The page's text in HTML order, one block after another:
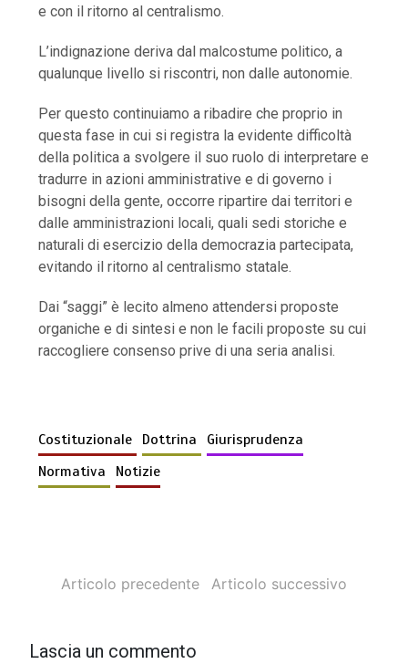
e con il ritorno al centralismo.
L’indignazione deriva dal malcostume politico, a
qualunque livello si riscontri, non dalle autonomie.
Per questo continuiamo a ribadire che proprio in
questa fase in cui si registra la evidente difficoltà
della politica a svolgere il suo ruolo di interpretare e
tradurre in azioni amministrative e di governo i
bisogni della gente, occorre ripartire dai territori e
dalle amministrazioni locali, quali sedi storiche e
naturali di esercizio della democrazia partecipata,
evitando il ritorno al centralismo statale.
Dai “saggi” è lecito almeno attendersi proposte
organiche e di sintesi e non le facili proposte su cui
raccogliere consenso prive di una seria analisi.
Costituzionale Dottrina
Giurisprudenza
Normativa
Notizie
Articolo precedente Articolo successivo
Lascia un commento